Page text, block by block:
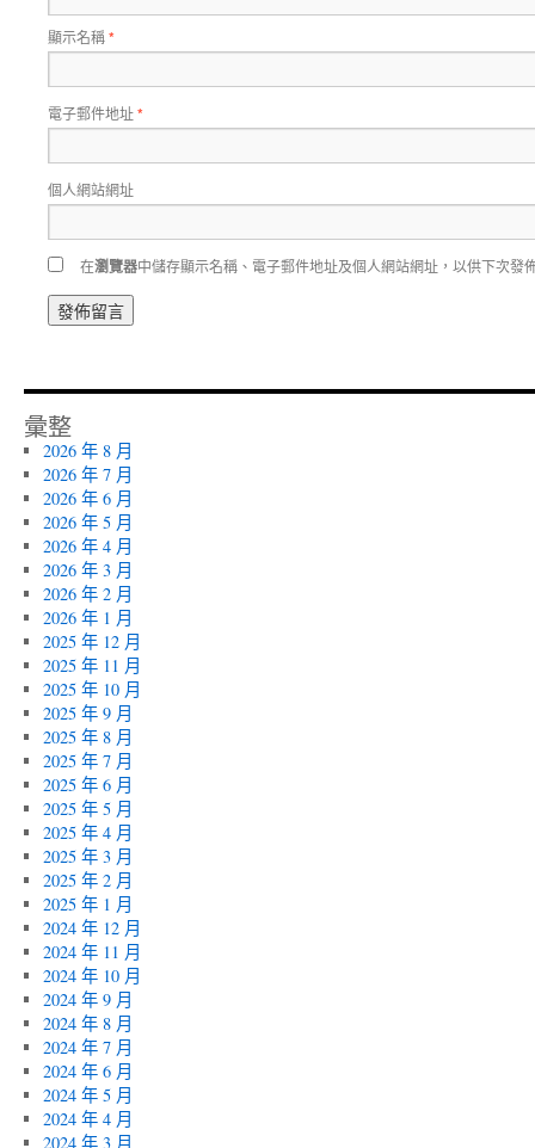
顯示名稱*
電子郵件地址*
個人網站網址
在瀏覽器中儲存顯示名稱、電子郵件地址及個人網站網址，以供下次發
彙整
2026 年 8 月
2026 年 7 月
2026 年 6 月
2026 年 5 月
2026 年 4 月
2026 年 3 月
2026 年 2 月
2026 年 1 月
2025 年 12 月
2025 年 11 月
2025 年 10 月
2025 年 9 月
2025 年 8 月
2025 年 7 月
2025 年 6 月
2025 年 5 月
2025 年 4 月
2025 年 3 月
2025 年 2 月
2025 年 1 月
2024 年 12 月
2024 年 11 月
2024 年 10 月
2024 年 9 月
2024 年 8 月
2024 年 7 月
2024 年 6 月
2024 年 5 月
2024 年 4 月
2024 年 3 月